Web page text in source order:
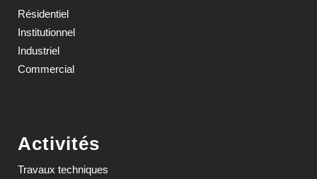
Résidentiel
Institutionnel
Industriel
Commercial
Activités
Travaux techniques